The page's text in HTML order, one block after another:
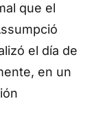
que el
el día de
en un